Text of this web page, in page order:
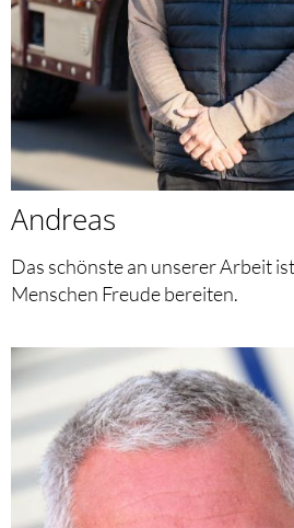
Andreas
Das schönste an unserer Arbeit
Menschen Freude bereiten.